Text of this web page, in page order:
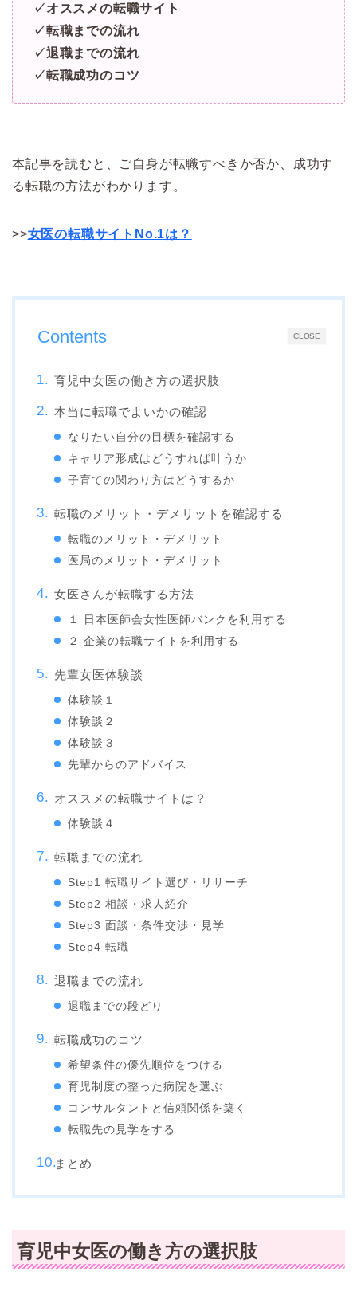
✓オススメの転職サイト
✓転職までの流れ
✓退職までの流れ
✓転職成功のコツ
本記事を読むと、ご自身が転職すべきか否か、成功す
る転職の方法がわかります。
>>女医の転職サイトNo.1は？
CLOSE
Contents
育児中女医の働き方の選択肢
本当に転職でよいかの確認
なりたい自分の目標を確認する
キャリア形成はどうすれば叶うか
子育ての関わり方はどうするか
転職のメリット・デメリットを確認する
転職のメリット・デメリット
医局のメリット・デメリット
女医さんが転職する方法
１ 日本医師会女性医師バンクを利用する
２ 企業の転職サイトを利用する
先輩女医体験談
体験談１
体験談２
体験談３
先輩からのアドバイス
オススメの転職サイトは？
体験談４
転職までの流れ
Step1 転職サイト選び・リサーチ
Step2 相談・求人紹介
Step3 面談・条件交渉・見学
Step4 転職
退職までの流れ
退職までの段どり
転職成功のコツ
希望条件の優先順位をつける
育児制度の整った病院を選ぶ
コンサルタントと信頼関係を築く
転職先の見学をする
まとめ
育児中女医の働き方の選択肢